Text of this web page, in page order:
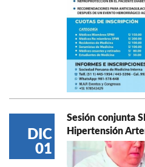
DIC
01
Sesión conjunta
Hipertensión